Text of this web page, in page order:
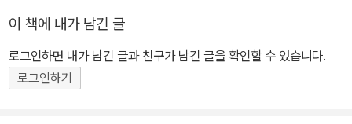
이 책에 내가 남긴 글
로그인하면 내가 남긴 글과 친구가 남긴 글을 확인할 수 있습니다.
로그인하기